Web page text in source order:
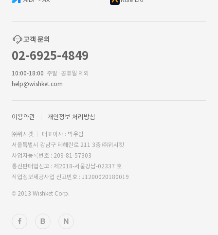
고객 문의
02-6925-4849
10:00-18:00 주말·공휴일 제외
help@wishket.com
이용약관 개인정보 처리방침
㈜위시켓
대표이사 : 박우범
서울특별시 강남구 테헤란로 211 3층 ㈜위시켓
사업자등록번호 : 209-81-57303
통신판매업신고 : 제2018-서울강남-02337 호
직업정보제공사업 신고번호 : J1200020180019
© 2013 Wishket Corp.